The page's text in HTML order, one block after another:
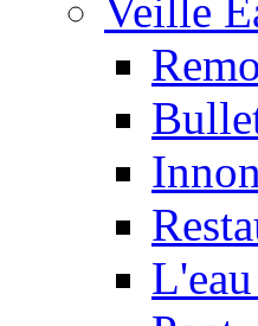
Veille